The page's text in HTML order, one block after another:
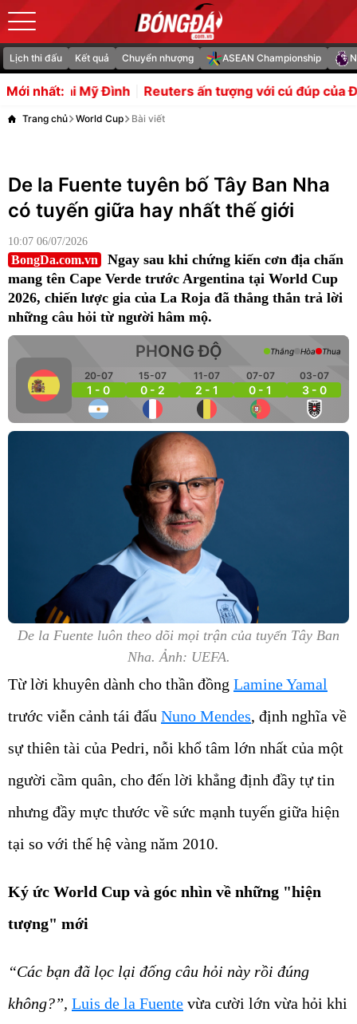
Lịch thi đấu Kết quả Chuyển nhượng ASEAN Championship
Mới nhất:
Mỹ Đình Reuters ấn tượng với cú đúp của Đình Bắc
Trang chủ World Cup Bài viết
De la Fuente tuyên bố Tây Ban Nha
có tuyến giữa hay nhất thế giới
10:07 06/07/2026
BongDa.com.vn
Ngay sau khi chứng kiến cơn địa chấn
mang tên Cape Verde trước Argentina tại World Cup
2026, chiến lược gia của La Roja đã thẳng thắn trả lời
những câu hỏi từ người hâm mộ.
PHONG ĐỘ
20-07
1 - 0
15-07
0 - 2
11-07
2 - 1
07-07
0 - 1
03-07
3 - 0
Thắng Hòa Thua
De la Fuente luôn theo dõi mọi trận của tuyển Tây Ban
Nha. Ảnh: UEFA.
Từ lời khuyên dành cho thần đồng Lamine Yamal
trước viễn cảnh tái đấu Nuno Mendes, định nghĩa về
sự thiên tài của Pedri, nỗi khổ tâm lớn nhất của một
người cầm quân, cho đến lời khẳng định đầy tự tin
nhưng đầy mực thước về sức mạnh tuyến giữa hiện
tại so với thế hệ vàng năm 2010.
Ký ức World Cup và góc nhìn về những "hiện
tượng" mới
“Các bạn đã lọc lại đống câu hỏi này rồi đúng
không?”, Luis de la Fuente vừa cười lớn vừa hỏi khi